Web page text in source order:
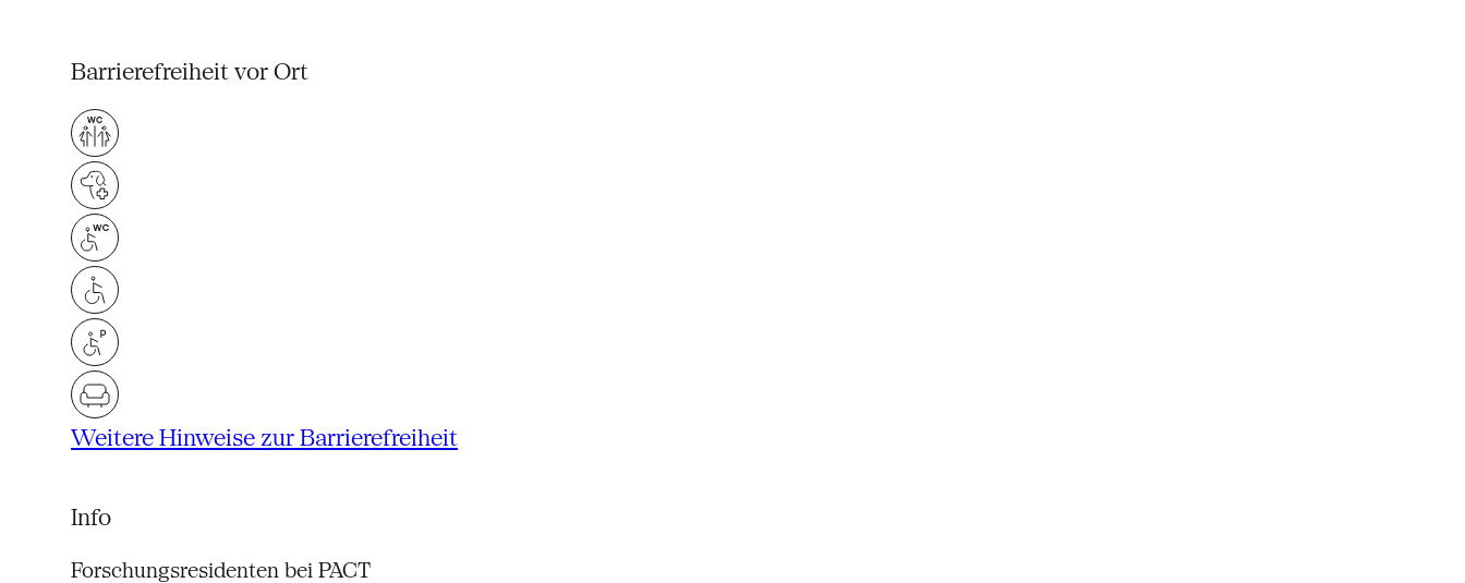
Barrierefreiheit vor Ort
Weitere Hinweise zur Barrierefreiheit
Info
Forschungsresidenten bei PACT